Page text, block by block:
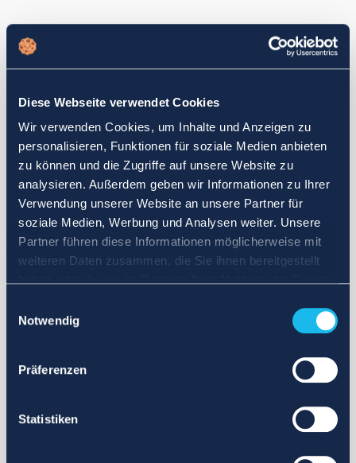
Diese Webseite verwendet Cookies
Wir verwenden Cookies, um Inhalte und Anzeigen zu
personalisieren, Funktionen für soziale Medien anbieten
zu können und die Zugriffe auf unsere Website zu
analysieren. Außerdem geben wir Informationen zu Ihrer
Verwendung unserer Website an unsere Partner für
soziale Medien, Werbung und Analysen weiter. Unsere
Partner führen diese Informationen möglicherweise mit
weiteren Daten zusammen, die Sie ihnen bereitgestellt
Notwendig
Präferenzen
Statistiken